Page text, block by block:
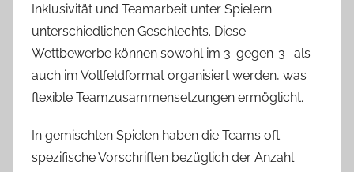
Inklusivität und Teamarbeit unter Spielern
unterschiedlichen Geschlechts. Diese
Wettbewerbe können sowohl im 3-gegen-3- als
auch im Vollfeldformat organisiert werden, was
flexible Teamzusammensetzungen ermöglicht.
In gemischten Spielen haben die Teams oft
spezifische Vorschriften bezüglich der Anzahl